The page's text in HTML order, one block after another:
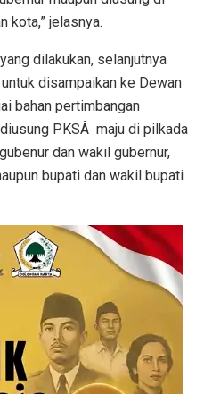
kota,” jelasnya.
dilakukan, selanjutnya
disampaikan ke Dewan
bahan pertimbangan
PKSÂ maju di pilkada
dan wakil gubernur,
bupati dan wakil bupati